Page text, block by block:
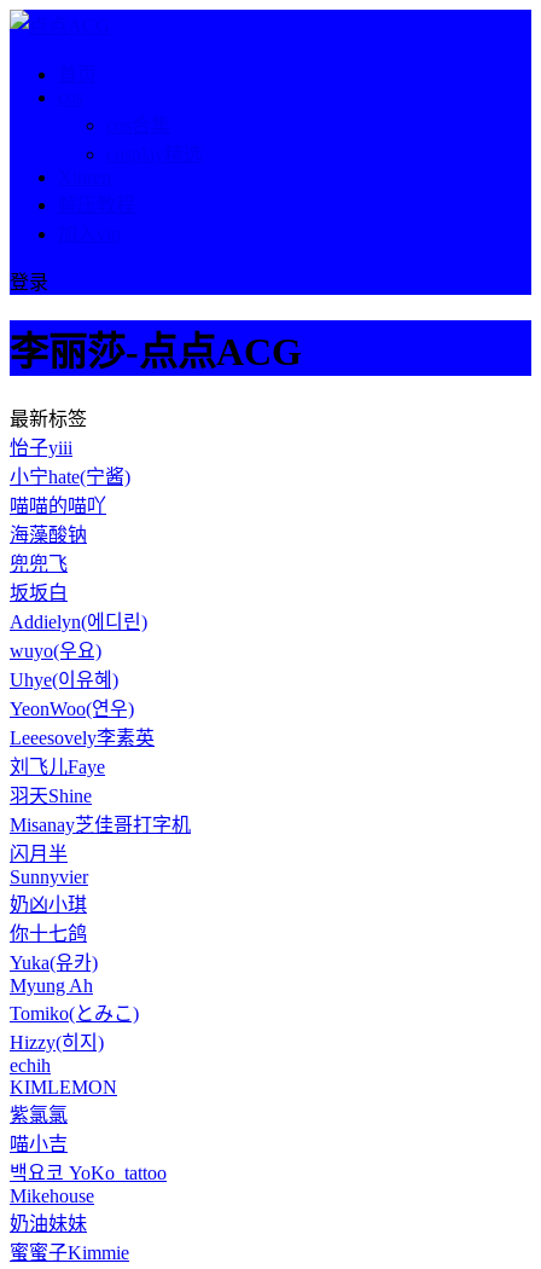
登录
李丽莎-点点ACG
最新标签
怡子yiii
小宁hate(宁酱)
喵喵的喵吖
海藻酸钠
兜兜飞
坂坂白
Addielyn(에디린)
wuyo(우요)
Uhye(이유혜)
YeonWoo(연우)
Leeesovely李素英
刘飞儿Faye
羽天Shine
Misanay芝佳哥打字机
闪月半
Sunnyvier
奶凶小琪
你十七鸽
Yuka(유카)
Myung Ah
Tomiko(とみこ)
Hizzy(히지)
echih
KIMLEMON
紫氯氯
喵小吉
백요코 YoKo_tattoo
Mikehouse
奶油妹妹
蜜蜜子Kimmie